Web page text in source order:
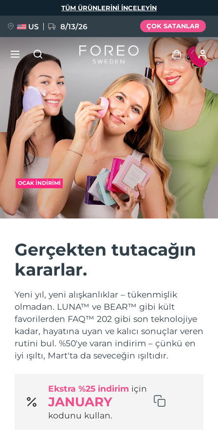
OCAK İNDİRİMİ
Gerçekten tutacağın
kararlar.
Yeni yıl, yeni alışkanlıklar – tükenmişlik
olmadan. LUNA™ ve BEAR™ gibi kült
favorilerden FAQ™ 202 gibi son teknolojiye
kadar, hayatına uyan ve kalıcı sonuçlar veren
rutini bul. %50'ye varan indirim – çünkü en
iyi ışıltı, Mart'ta da seveceğin ışıltıdır.
Ekstra %25 indirim için
JANUARY
kodunu kullan.
TÜM ÜRÜNLERINI INCELEYIN
US 8/13/26 ÇOK SATANLAR
Giriş
Kullanici profi̇li̇
Cihazlarım
Siparişlerim
Adresim
Aboneliklerim
YENİ
FAQ™ Pure Beauty-Tech Elixir
BREAKING NEWS
issa™ Teeth Whitening Set
FAQ™ Dual LED Panel
POPÜLER
Özel teklifler Çok satanlar
Kırmızı Işık Terapisi
Dil Seçimi
English Deutsch
Español
Français
Italiano
Português
Polski
Svenska
Русский
Türkçe
简体中文 繁體中文
Nakliye ülkesi
Amerika Birleşik
Devletleri
Tahmini teslim tarihi 8/13/26
İspanya Tahmini teslim tarihi
Avustralya Tahmini teslim tarihi 8/15/26
Fransa Tahmini teslim tarihi
Kanada Tahmini teslim tarihi